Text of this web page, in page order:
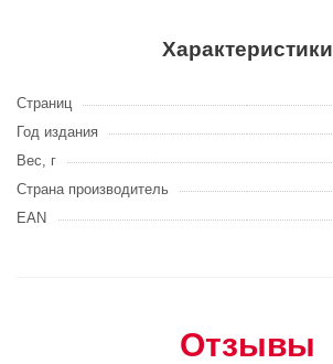
Характеристики
Страниц
Год издания
Вес, г
Страна производитель
EAN
Отзывы